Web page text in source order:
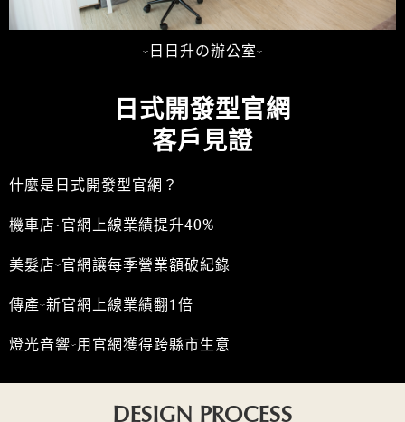
-日日升の辦公室-
日式開發型官網
客戶見證
什麼是日式開發型官網？
機車店-官網上線業績提升40%
美髮店-官網讓每季營業額破紀錄
傳產-新官網上線業績翻1倍
燈光音響-用官網獲得跨縣市生意
DESIGN PROCESS